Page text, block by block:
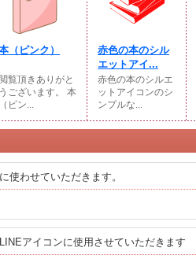
（ピンク）
閲覧頂きありがと
うございます。 本
（ピン...
赤色の本のシル
エットアイ...
赤色の本のシルエ
ットアイコンのシ
ンプルな...
使わせていただきます。
アイコンに使用させていただきます